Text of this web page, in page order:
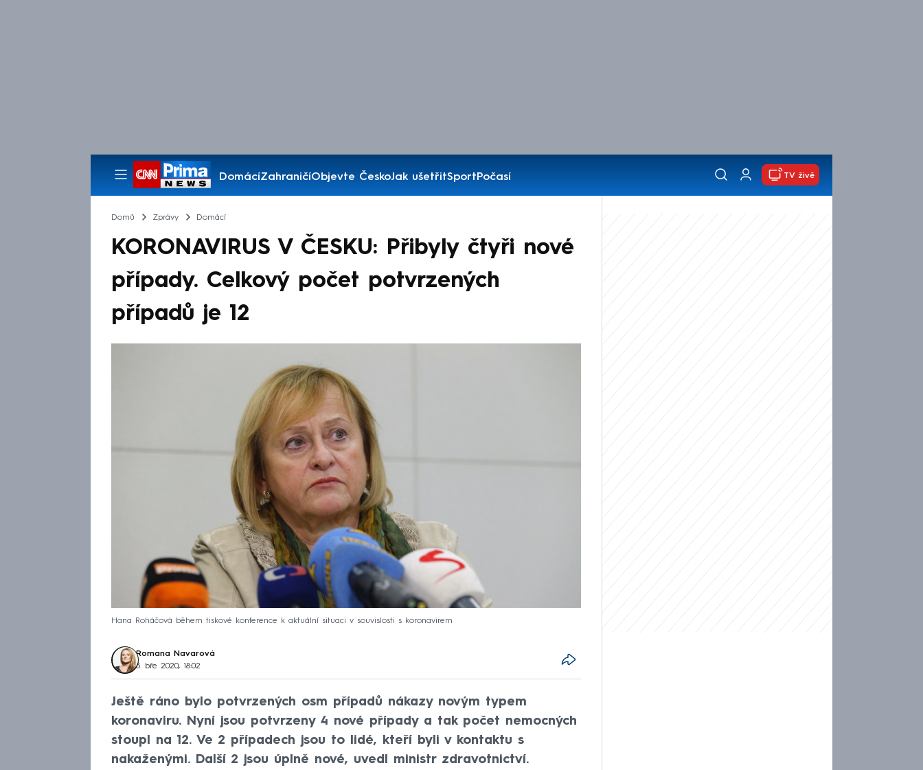
DomácíZahraničíObjevte ČeskoJak ušetřitSportPočasí
Pořady
TV živě
Domů Zprávy Domácí
KORONAVIRUS V ČESKU: Přibyly čtyři nové
případy. Celkový počet potvrzených
případů je 12
Hana Roháčová během tiskové konference k aktuální situaci v souvislosti s koronavirem
Romana Navarová
5. bře 2020, 18:02
Ještě ráno bylo potvrzených osm případů nákazy novým typem
koronaviru. Nyní jsou potvrzeny 4 nové případy a tak počet nemocných
stoupl na 12. Ve 2 případech jsou to lidé, kteří byli v kontaktu s
nakaženými. Další 2 jsou úplně nové, uvedl ministr zdravotnictví.